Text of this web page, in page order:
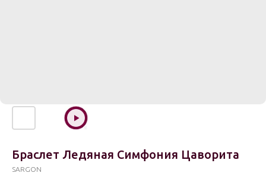
Браслет Ледяная Симфония Цаворита
SARGON